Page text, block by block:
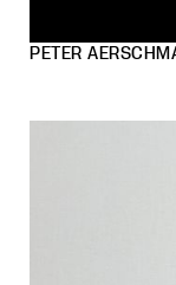
PETER